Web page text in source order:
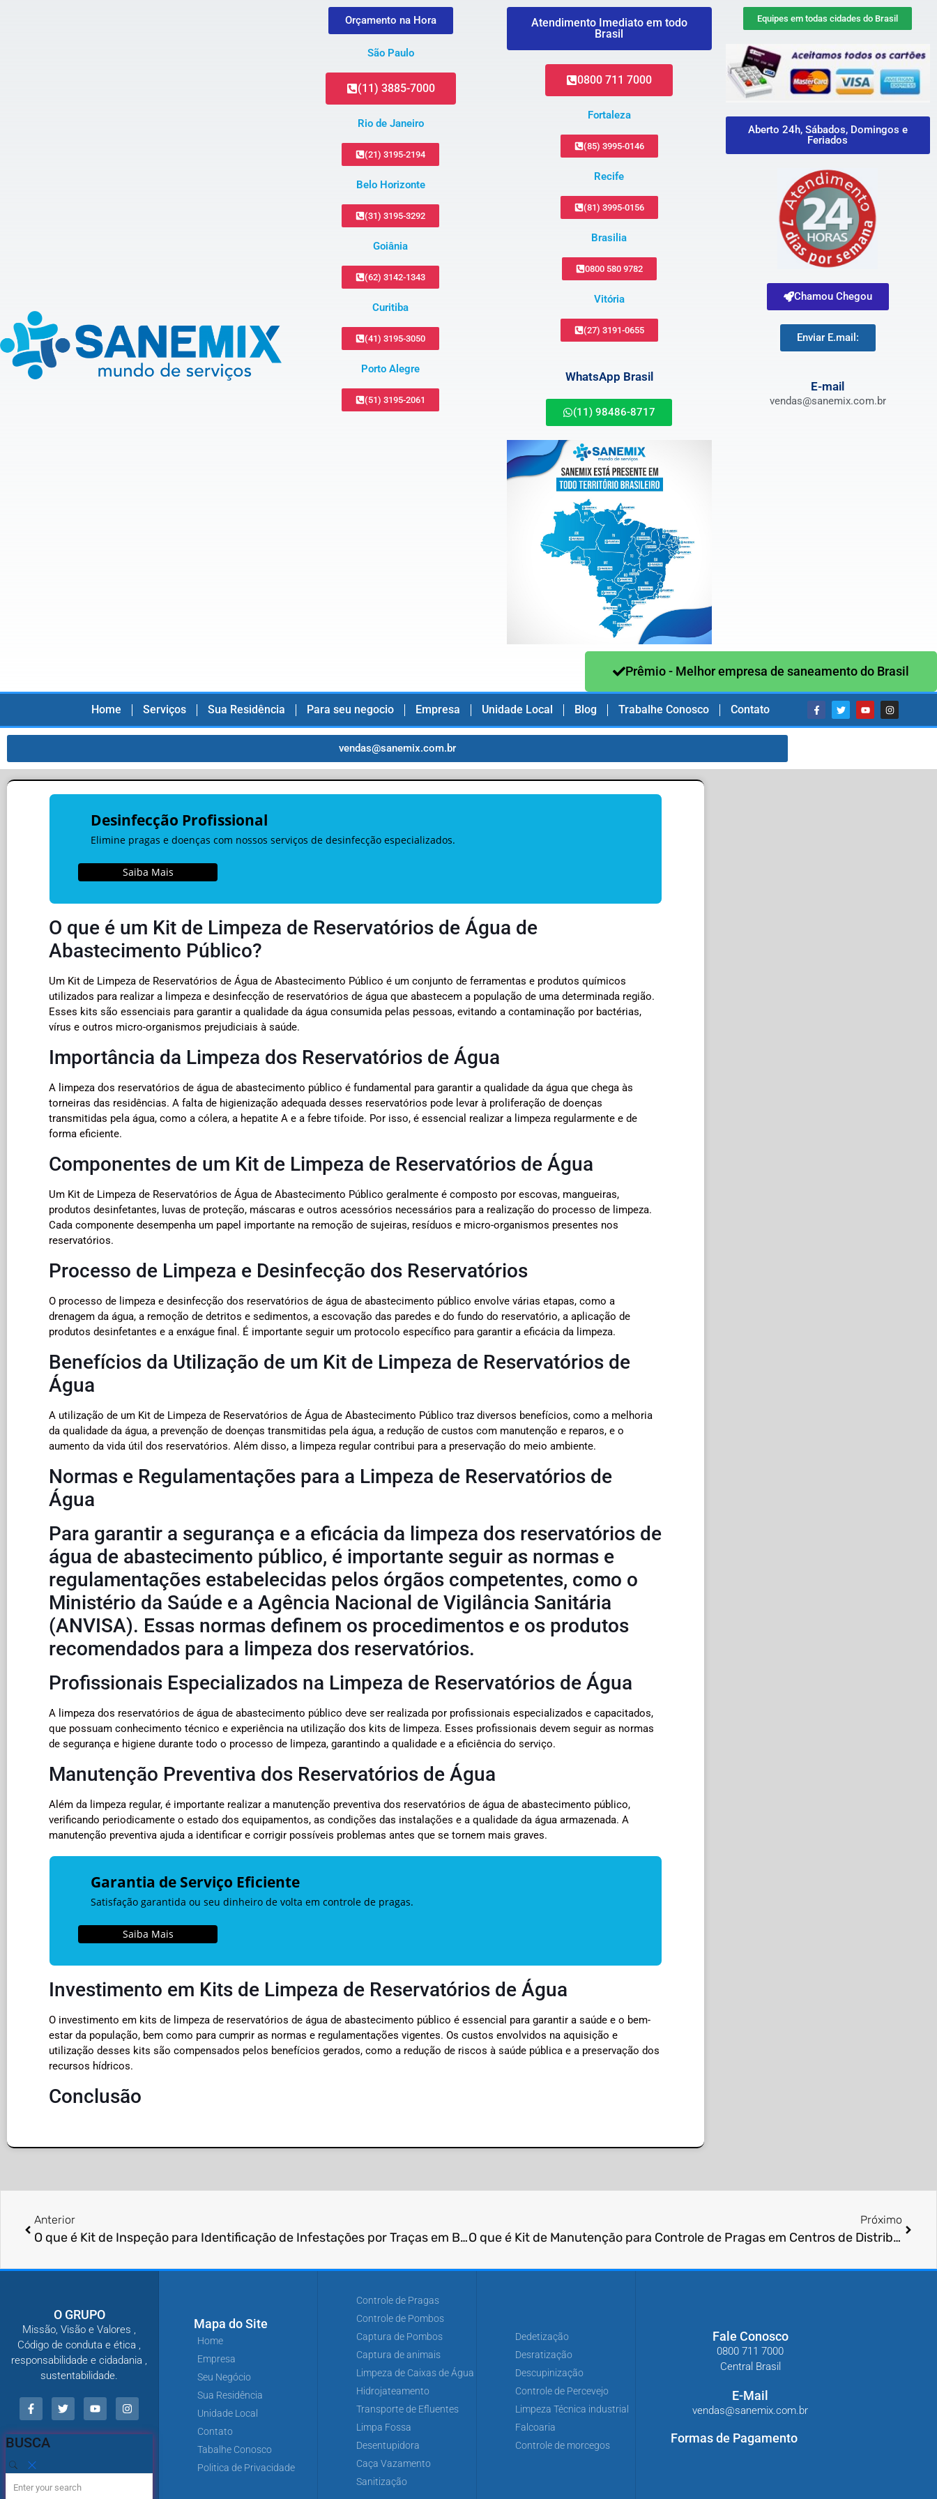
Orçamento na Hora
São Paulo
(11) 3885-7000
Rio de Janeiro
(21) 3195-2194
Belo Horizonte
(31) 3195-3292
Goiânia
(62) 3142-1343
Curitiba
(41) 3195-3050
Porto Alegre
(51) 3195-2061
Atendimento Imediato em todo
Brasil
0800 711 7000
Fortaleza
(85) 3995-0146
Recife
(81) 3995-0156
Brasilia
0800 580 9782
Vitória
(27) 3191-0655
WhatsApp Brasil
(11) 98486-8717
Equipes em todas cidades do Brasil
Aberto 24h, Sábados, Domingos e
Feriados
Chamou Chegou
Enviar E.mail:
E-mail
vendas@sanemix.com.br
Prêmio - Melhor empresa de saneamento do Brasil
Home Serviços Sua Residência Para seu negocio Empresa Unidade Local Blog Trabalhe Conosco Contato
vendas@sanemix.com.br
Desinfecção Profissional
Elimine pragas e doenças com nossos serviços de desinfecção especializados.
Saiba Mais
O que é um Kit de Limpeza de Reservatórios de Água de
Abastecimento Público?
Um Kit de Limpeza de Reservatórios de Água de Abastecimento Público é um conjunto de ferramentas e produtos químicos
utilizados para realizar a limpeza e desinfecção de reservatórios de água que abastecem a população de uma determinada região.
Esses kits são essenciais para garantir a qualidade da água consumida pelas pessoas, evitando a contaminação por bactérias,
vírus e outros micro-organismos prejudiciais à saúde.
Importância da Limpeza dos Reservatórios de Água
A limpeza dos reservatórios de água de abastecimento público é fundamental para garantir a qualidade da água que chega às
torneiras das residências. A falta de higienização adequada desses reservatórios pode levar à proliferação de doenças
transmitidas pela água, como a cólera, a hepatite A e a febre tifoide. Por isso, é essencial realizar a limpeza regularmente e de
forma eficiente.
Componentes de um Kit de Limpeza de Reservatórios de Água
Um Kit de Limpeza de Reservatórios de Água de Abastecimento Público geralmente é composto por escovas, mangueiras,
produtos desinfetantes, luvas de proteção, máscaras e outros acessórios necessários para a realização do processo de limpeza.
Cada componente desempenha um papel importante na remoção de sujeiras, resíduos e micro-organismos presentes nos
reservatórios.
Processo de Limpeza e Desinfecção dos Reservatórios
O processo de limpeza e desinfecção dos reservatórios de água de abastecimento público envolve várias etapas, como a
drenagem da água, a remoção de detritos e sedimentos, a escovação das paredes e do fundo do reservatório, a aplicação de
produtos desinfetantes e a enxágue final. É importante seguir um protocolo específico para garantir a eficácia da limpeza.
Benefícios da Utilização de um Kit de Limpeza de Reservatórios de
Água
A utilização de um Kit de Limpeza de Reservatórios de Água de Abastecimento Público traz diversos benefícios, como a melhoria
da qualidade da água, a prevenção de doenças transmitidas pela água, a redução de custos com manutenção e reparos, e o
aumento da vida útil dos reservatórios. Além disso, a limpeza regular contribui para a preservação do meio ambiente.
Normas e Regulamentações para a Limpeza de Reservatórios de
Água
Para garantir a segurança e a eficácia da limpeza dos reservatórios de
água de abastecimento público, é importante seguir as normas e
regulamentações estabelecidas pelos órgãos competentes, como o
Ministério da Saúde e a Agência Nacional de Vigilância Sanitária
(ANVISA). Essas normas definem os procedimentos e os produtos
recomendados para a limpeza dos reservatórios.
Profissionais Especializados na Limpeza de Reservatórios de Água
A limpeza dos reservatórios de água de abastecimento público deve ser realizada por profissionais especializados e capacitados,
que possuam conhecimento técnico e experiência na utilização dos kits de limpeza. Esses profissionais devem seguir as normas
de segurança e higiene durante todo o processo de limpeza, garantindo a qualidade e a eficiência do serviço.
Manutenção Preventiva dos Reservatórios de Água
Além da limpeza regular, é importante realizar a manutenção preventiva dos reservatórios de água de abastecimento público,
verificando periodicamente o estado dos equipamentos, as condições das instalações e a qualidade da água armazenada. A
manutenção preventiva ajuda a identificar e corrigir possíveis problemas antes que se tornem mais graves.
Garantia de Serviço Eficiente
Satisfação garantida ou seu dinheiro de volta em controle de pragas.
Saiba Mais
Investimento em Kits de Limpeza de Reservatórios de Água
O investimento em kits de limpeza de reservatórios de água de abastecimento público é essencial para garantir a saúde e o bem-
estar da população, bem como para cumprir as normas e regulamentações vigentes. Os custos envolvidos na aquisição e
utilização desses kits são compensados pelos benefícios gerados, como a redução de riscos à saúde pública e a preservação dos
recursos hídricos.
Conclusão
Anterior
O que é Kit de Inspeção para Identificação de Infestações por Traças em Bibliotecas?
Próximo
O que é Kit de Manutenção para Controle de Pragas em Centros de Distribuição?
O GRUPO
Missão, Visão e Valores ,
Código de conduta e ética ,
responsabilidade e cidadania ,
sustentabilidade.
BUSCA
Mapa do Site
Home
Empresa
Seu Negócio
Sua Residência
Unidade Local
Contato
Tabalhe Conosco
Politica de Privacidade
Controle de Pragas
Controle de Pombos
Captura de Pombos
Captura de animais
Limpeza de Caixas de Água
Hidrojateamento
Transporte de Efluentes
Limpa Fossa
Desentupidora
Caça Vazamento
Sanitização
Dedetização
Desratização
Descupinização
Controle de Percevejo
Limpeza Técnica industrial
Falcoaria
Controle de morcegos
Fale Conosco
0800 711 7000
Central Brasil
E-Mail
vendas@sanemix.com.br
Formas de Pagamento